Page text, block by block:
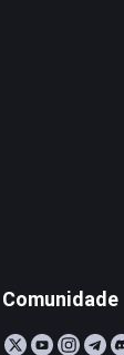
Comunidade